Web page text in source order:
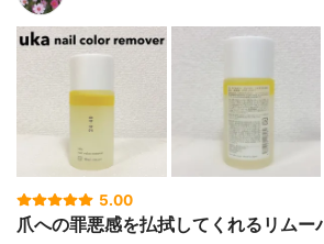
5.00
爪への罪悪感を払拭してくれるリムー